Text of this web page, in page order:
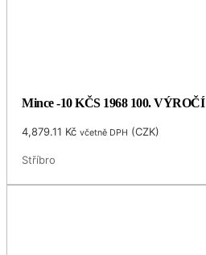
Mince -10 KČS 1968 100.
4,879.11 Kč včetně DPH (CZK)
Stříbro